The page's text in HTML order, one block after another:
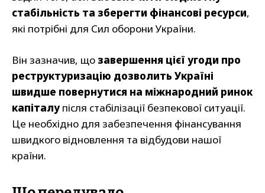
стабільність та зберегти фінансові ресурси,
які потрібні для Сил оборони України.
Він зазначив, що завершення цієї угоди про
реструктуризацію дозволить Україні
швидше повернутися на міжнародний ринок
капіталупісля стабілізації безпекової ситуації.
Це необхідно для забезпечення фінансування
швидкого відновлення та відбудови нашої
країни.